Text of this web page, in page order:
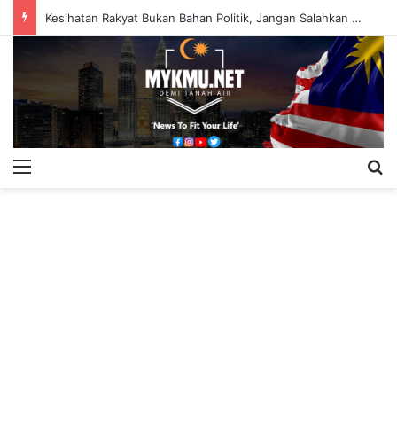
Kesihatan Rakyat Bukan Bahan Politik, Jangan Salahkan Onn Hafiz – Haslinda Salleh